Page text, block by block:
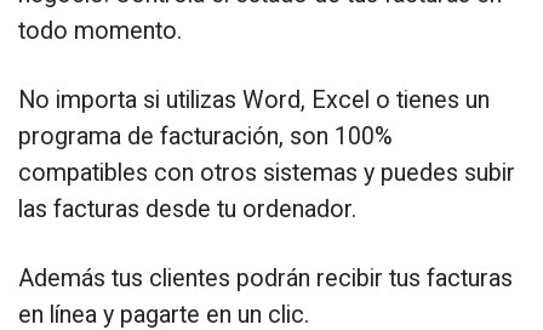
todo momento.
No importa si utilizas Word, Excel o tienes un
programa de facturación, son 100%
compatibles con otros sistemas y puedes subir
las facturas desde tu ordenador.
Además tus clientes podrán recibir tus facturas
en línea y pagarte en un clic.